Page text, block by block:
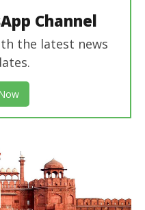
Channel
the latest news